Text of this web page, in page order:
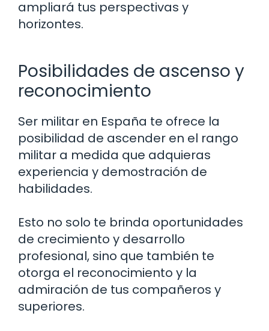
ampliará tus perspectivas y
horizontes.
Posibilidades de ascenso y
reconocimiento
Ser militar en España te ofrece la
posibilidad de ascender en el rango
militar a medida que adquieras
experiencia y demostración de
habilidades.
Esto no solo te brinda oportunidades
de crecimiento y desarrollo
profesional, sino que también te
otorga el reconocimiento y la
admiración de tus compañeros y
superiores.